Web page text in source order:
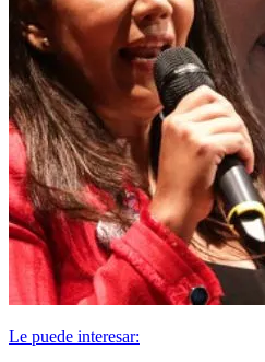
Le puede interesar: